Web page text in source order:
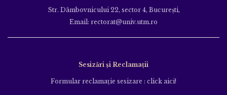
Str. Dâmbovnicului 22, sector 4, București,
Email: rectorat@univ.utm.ro
Sesizări și Reclamații
Formular reclamație sesizare : click aici!